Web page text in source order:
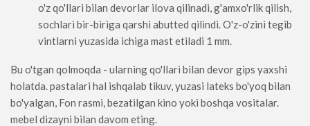
o'z qo'llari bilan devorlar ilova qilinadi, g'amxo'rlik qilish,
sochlari bir-biriga qarshi abutted qilindi. O'z-o'zini tegib
vintlarni yuzasida ichiga mast etiladi 1 mm.
Bu o'tgan qolmoqda - ularning qo'llari bilan devor gips yaxshi
holatda. pastalari hal ishqalab tikuv, yuzasi lateks bo'yoq bilan
bo'yalgan, Fon rasmi, bezatilgan kino yoki boshqa vositalar.
mebel dizayni bilan davom eting.